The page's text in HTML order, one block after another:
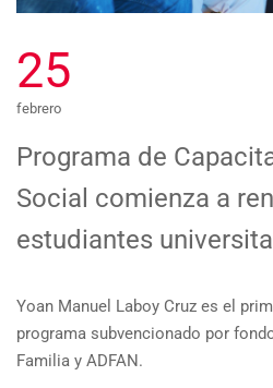
25
febrero
Programa de
Social comienza a
estudiantes
Yoan Manuel Laboy Cruz es el
programa subvencionado por
Familia y ADFAN.